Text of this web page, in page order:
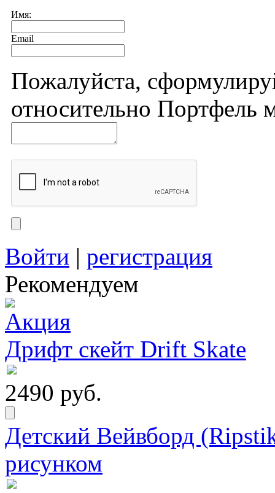
Имя:
Email
Пожалуйста,
относительно Портфель
Войти | регистрация
Рекомендуем
Дрифт скейт Drift Skate
2490 руб.
Детский Вейвборд
рисунком